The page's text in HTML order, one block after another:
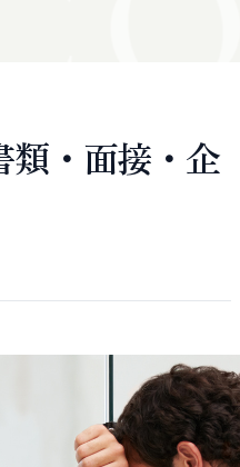
類・面接・企